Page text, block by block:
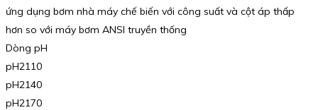
ứng dụng bơm nhà máy chế biến với công suất và cột áp thấp
hơn so với máy bơm ANSI truyền thống
Dòng pH
pH2110
pH2140
pH2170